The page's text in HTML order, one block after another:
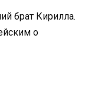
брат Кирилла.
о